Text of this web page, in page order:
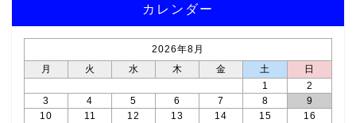
カレンダー
2026年8月
月
火 水 木 金 土
日
1
2
3
4 5 6 7 8
9
10
11 12 13 14 15
16